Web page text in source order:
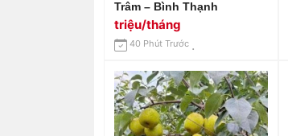
Trâm – Bình Thạnh
triệu/tháng
40 Phút Trước